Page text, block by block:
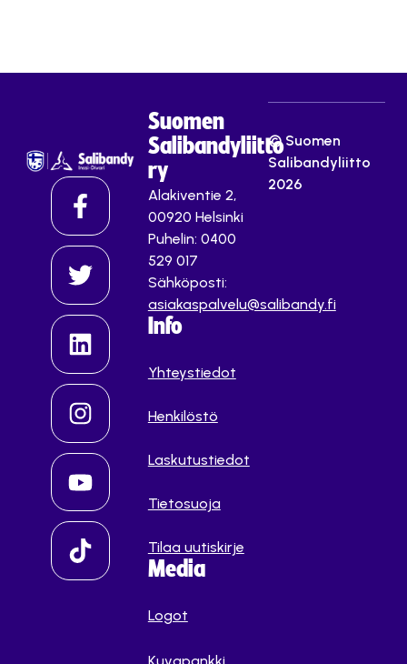
Suomen
Salibandyliitto
ry
Alakiventie 2,
00920 Helsinki
Puhelin: 0400
529 017
Sähköposti:
asiakaspalvelu@salibandy.fi
Info
Yhteystiedot
Henkilöstö
Laskutustiedot
Tietosuoja
Tilaa uutiskirje
Media
Logot
© Suomen
Salibandyliitto
2026